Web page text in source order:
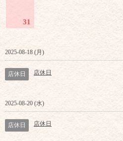
31
2025-08-18 (月)
店休日 店休日
2025-08-20 (水)
店休日 店休日